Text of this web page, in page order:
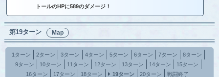
トールのHPに589のダメージ！
第19ターン Map
1ターン 2ターン 3ターン 4ターン 5ターン 6ターン 7ターン
8ターン
9ターン
10ターン 11ターン 12ターン 13ターン 14ターン
15ターン
16ターン
17ターン 18ターン 19ターン 20ターン 戦闘終了